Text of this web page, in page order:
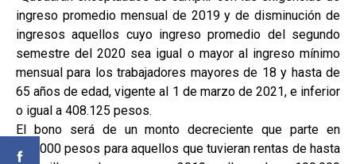
ingreso promedio mensual de 2019 y de disminución de
ingresos aquellos cuyo ingreso promedio del segundo
semestre del 2020 sea igual o mayor al ingreso mínimo
mensual para los trabajadores mayores de 18 y hasta de
65 años de edad, vigente al 1 de marzo de 2021, e inferior
o igual a 408.125 pesos.
El bono será de un monto decreciente que parte en
500.000 pesos para aquellos que tuvieran rentas de hasta